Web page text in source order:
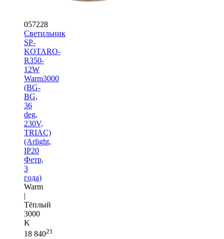
057228
Светильник
SP-
KOTARO-
R350-
12W
Warm3000
(BG-
BG,
36
deg,
230V,
TRIAC)
(Arlight,
IP20
Фетр,
3
года)
Warm
|
Тёплый
3000
K
18 84021